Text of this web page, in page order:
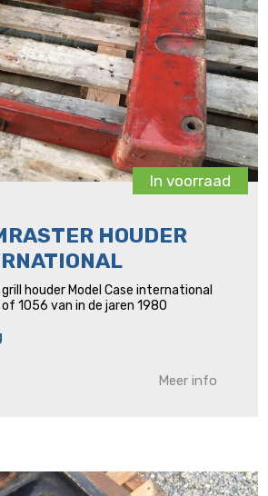
In voorraad
HOUDER
houder Model Case international
1056 van in de jaren 1980
Meer info